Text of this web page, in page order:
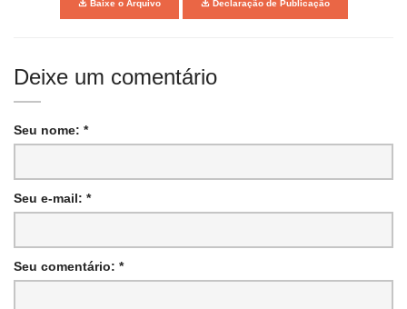
Baixe o Arquivo Declaração de Publicação
Deixe um comentário
Seu nome: *
Seu e-mail: *
Seu comentário: *